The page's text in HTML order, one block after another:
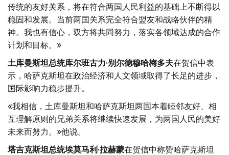
传统的友好关系，将在符合两国人民利益的基础上不断得以
稳固和发展。当前两国关系完全符合盟友和战略伙伴的精
神。我也有信心，双方将共同努力，落实各领域达成的合作
计划和目标。»
土库曼斯坦总统库尔班古力·别尔德穆哈梅多夫在贺信中表
示，哈萨克斯坦在政治经济和人文领域取得了长足的进步，
国际影响力稳步提升。
«我相信，土库曼斯坦和哈萨克斯坦两国本着睦邻友好、相
互理解原则的兄弟关系将继续快速发展，为两国人民的美好
未来而努力。»他说。
塔吉克斯坦总统埃莫马利·拉赫蒙在贺信中称赞哈萨克斯坦